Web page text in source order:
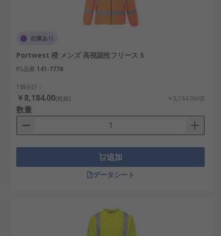
在庫あり
Portwest 橙 メンズ 高視認性フリース S
RS品番 141-7778
1個小計：
￥8,184.00(税抜) ￥8,184.00/個
数量
追加
データシート